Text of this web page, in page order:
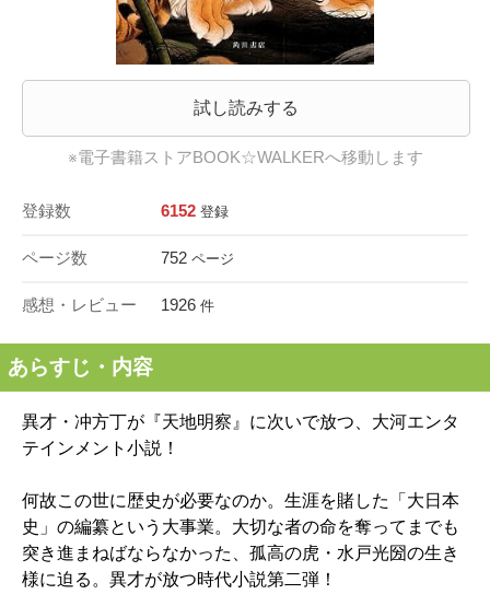
試し読みする
※電子書籍ストアBOOK☆WALKERへ移動します
登録数 6152 登録
ページ数 752 ページ
感想・レビュー 1926 件
あらすじ・内容
異才・冲方丁が『天地明察』に次いで放つ、大河エンタ
テインメント小説！
何故この世に歴史が必要なのか。生涯を賭した「大日本
史」の編纂という大事業。大切な者の命を奪ってまでも
突き進まねばならなかった、孤高の虎・水戸光圀の生き
様に迫る。異才が放つ時代小説第二弾！